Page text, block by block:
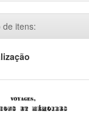
de itens: